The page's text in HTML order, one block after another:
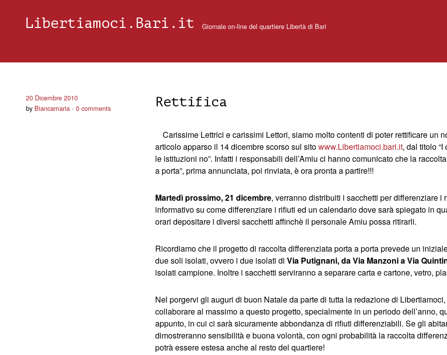
Libertiamoci.Bari.it Giornale on-line del quartiere Libertà di Bari
Rettifica
20 Dicembre 2010
by Biancamaria 0 comments
Carissime Lettrici e carissimi Lettori, siamo molto contenti di poter rettificare un
articolo apparso il 14 dicembre scorso sul sitowww.Libertiamoci.bari.it, dal titolo
le istituzioni no”. Infatti i responsabili dell’Amiu ci hanno comunicato che la
a porta”, prima annunciata, poi rinviata, è ora pronta a partire!!!
Martedì prossimo, 21 dicembre, verranno distribuiti i sacchetti per differenziare i
informativo su come differenziare i rifiuti ed un calendario dove sarà spiegato in
orari depositare i diversi sacchetti affinchè il personale Amiu possa ritirarli.
Ricordiamo che il progetto di raccolta differenziata porta a porta prevede un
due soli isolati, ovvero i due isolati di Via Putignani, da Via Manzoni a Via
isolati campione. Inoltre i sacchetti serviranno a separare carta e cartone, vetro,
Nel porgervi gli auguri di buon Natale da parte di tutta la redazione di
collaborare al massimo a questo progetto, specialmente in un periodo dell’anno,
appunto, in cui ci sarà sicuramente abbondanza di rifiuti differenziabili. Se gli
dimostreranno sensibilità e buona volontà, con ogni probabilità la raccolta
potrà essere estesa anche al resto del quartiere!